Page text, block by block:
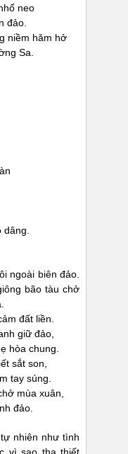
neo
đảo.
niềm hăm hở
Sa.
dâng.
ngoài biên đảo.
bão tàu chở
đất liền.
giữ đảo,
hòa chung.
sắt son,
tay súng.
mùa xuân,
đảo.
nhiên như tình